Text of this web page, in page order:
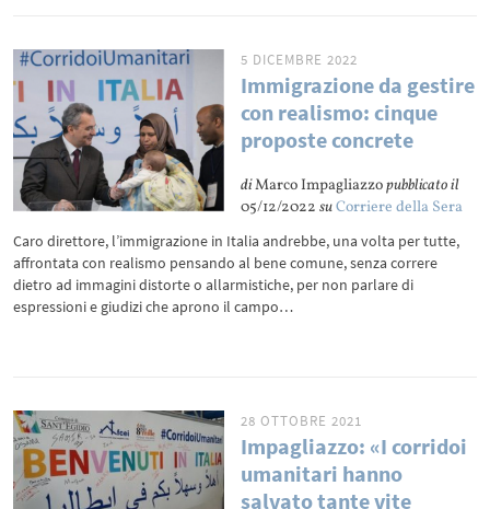
5 DICEMBRE 2022
Immigrazione da gestire
con realismo: cinque
proposte concrete
diMarco Impagliazzopubblicato il
05/12/2022suCorriere della Sera
Caro direttore, l’immigrazione in Italia andrebbe, una volta per tutte,
affrontata con realismo pensando al bene comune, senza correre
dietro ad immagini distorte o allarmistiche, per non parlare di
espressioni e giudizi che aprono il campo…
28 OTTOBRE 2021
Impagliazzo: «I corridoi
umanitari hanno
salvato tante vite